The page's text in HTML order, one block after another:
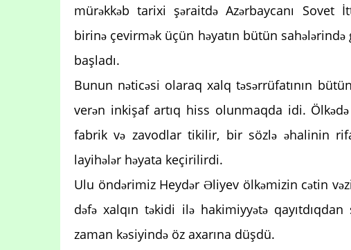
mürəkkəb tarixi şəraitdə Azərbaycanı Sovet
birinə çevirmək üçün həyatın bütün
başladı.
Bunun nəticəsi olaraq xalq təsərrüfatının
verən inkişaf artıq hiss olunmaqda idi.
fabrik və zavodlar tikilir, bir sözlə əhalinin
layihələr həyata keçirilirdi.
Ulu öndərimiz Heydər Əliyev ölkəmizin cətin
dəfə xalqın təkidi ilə hakimiyyətə
zaman kəsiyində öz axarına düşdü.